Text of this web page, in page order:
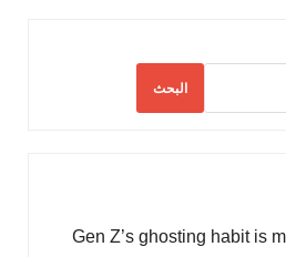
البحث
Gen Z’s ghosting habit is